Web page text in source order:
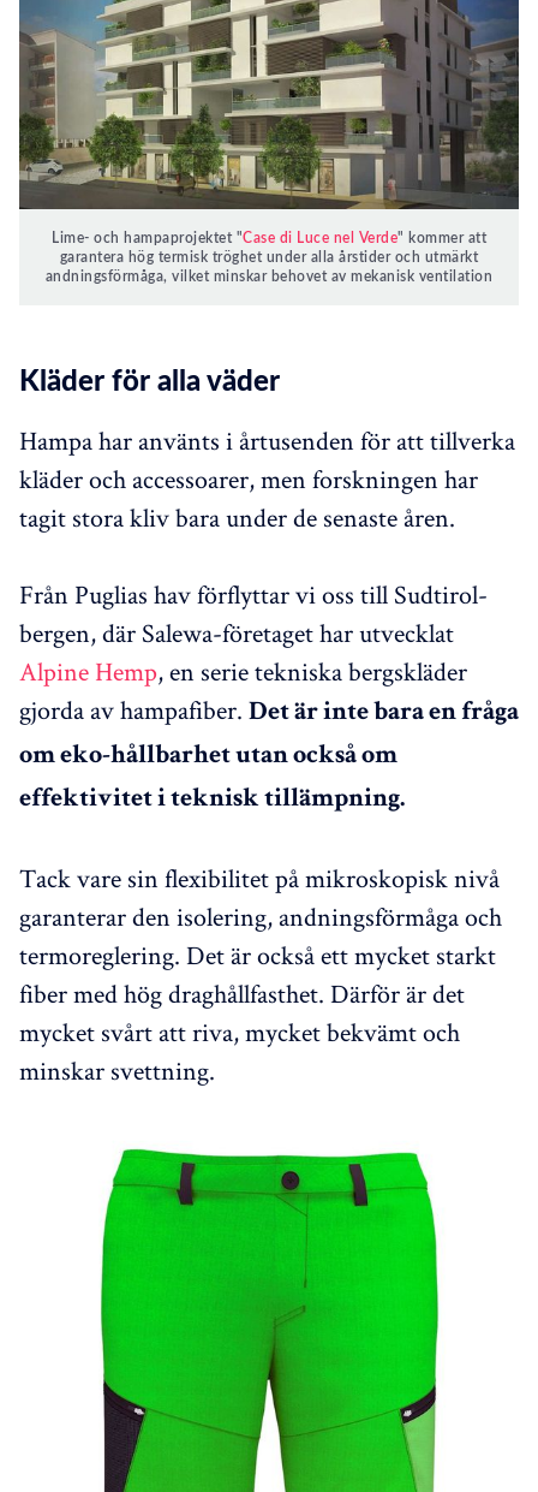
Lime- och hampaprojektet "Case di Luce nel Verde" kommer att
garantera hög termisk tröghet under alla årstider och utmärkt
andningsförmåga, vilket minskar behovet av mekanisk ventilation
Kläder för alla väder
Hampa har använts i årtusenden för att tillverka
kläder och accessoarer, men forskningen har
tagit stora kliv bara under de senaste åren.
Från Puglias hav förflyttar vi oss till Sudtirol-
bergen, där Salewa-företaget har utvecklat
Alpine Hemp, en serie tekniska bergskläder
gjorda av hampafiber. Det är inte bara en fråga
om eko-hållbarhet utan också om
effektivitet i teknisk tillämpning.
Tack vare sin flexibilitet på mikroskopisk nivå
garanterar den isolering, andningsförmåga och
termoreglering. Det är också ett mycket starkt
fiber med hög draghållfasthet. Därför är det
mycket svårt att riva, mycket bekvämt och
minskar svettning.